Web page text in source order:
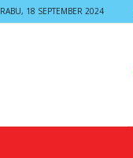
RABU, 18 SEPTEMBER 2024